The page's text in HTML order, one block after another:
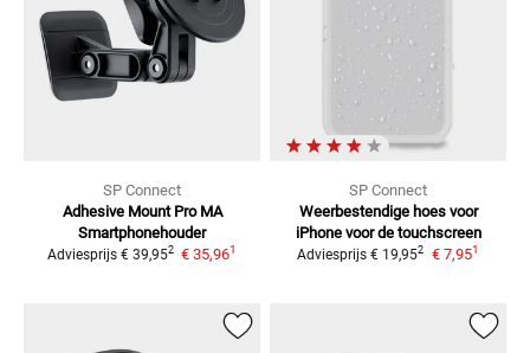
SP Connect
Adhesive Mount Pro MA
Smartphonehouder
Adviesprijs € 39,952 € 35,961
SP Connect
Weerbestendige hoes voor
iPhone voor de touchscreen
Adviesprijs € 19,952 € 7,951